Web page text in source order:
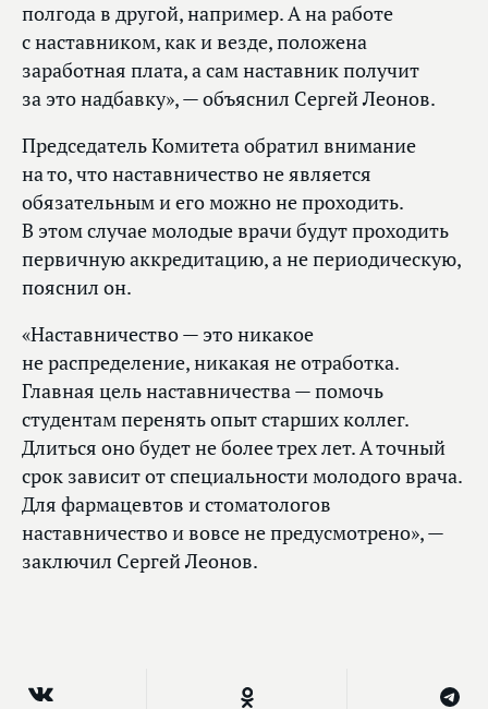
полгода в другой, например. А на работе
с наставником, как и везде, положена
заработная плата, а сам наставник получит
за это надбавку», — объяснил Сергей Леонов.
Председатель Комитета обратил внимание
на то, что наставничество не является
обязательным и его можно не проходить.
В этом случае молодые врачи будут проходить
первичную аккредитацию, а не периодическую,
пояснил он.
«Наставничество — это никакое
не распределение, никакая не отработка.
Главная цель наставничества — помочь
студентам перенять опыт старших коллег.
Длиться оно будет не более трех лет. А точный
срок зависит от специальности молодого врача.
Для фармацевтов и стоматологов
наставничество и вовсе не предусмотрено», —
заключил Сергей Леонов.